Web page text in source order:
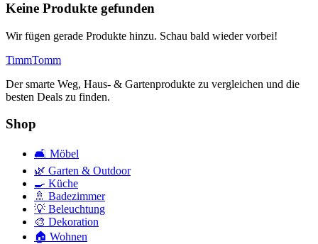
Keine Produkte gefunden
Wir fügen gerade Produkte hinzu. Schau bald wieder vorbei!
TimmTomm
Der smarte Weg, Haus- & Gartenprodukte zu vergleichen und die
besten Deals zu finden.
Shop
🛋️ Möbel
🌿 Garten & Outdoor
🍳 Küche
🚿 Badezimmer
💡 Beleuchtung
🎨 Dekoration
🏠 Wohnen